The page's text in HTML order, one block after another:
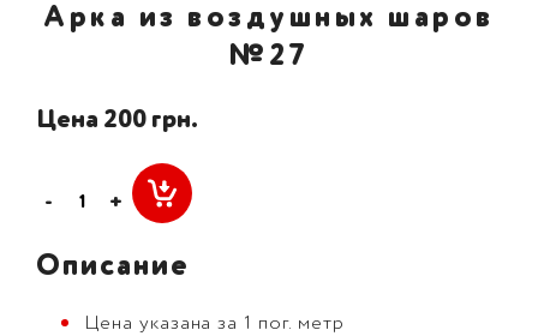
Арка из воздушных шаров
№27
Цена 200 грн.
- +
Описание
Цена указана за 1 пог. метр